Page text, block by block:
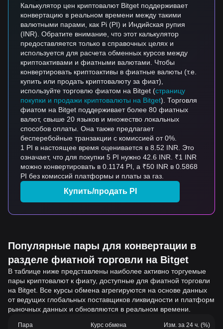
Калькулятор цен криптовалют Bitget поддерживает
конвертацию в реальном времени между такими
валютными парами, как Pi (PI) и Индийская рупия
(INR). Обратите внимание, что этот калькулятор
предоставляется только в справочных целях и
используется для расчета обменных курсов между
криптоактивами и фиатными валютами. Чтобы
конвертировать криптоактивы в фиатные валюты (т.е.
купить или продать криптовалюту за фиат),
используйте торговлю фиатом на Bitget (страницу
покупки и продажи криптовалюты на Bitget). Торговля
фиатом на Bitget поддерживает более 80 фиатных
валют, свыше 20 языков и множество локальных
способов оплаты. Она также предлагает
бесперебойные транзакции с комиссией от 0%.
1 PI в настоящее время оценивается в 8.52 INR. Это
означает, что для покупки 5 PI нужно 42.6 INR. ₹1 INR
можно конвертировать в 0.1174 PI, а ₹50 INR в 0.5868
PI без комиссий платформы и платы за газ.
Купить/продать PI
Популярные пары для конвертации в
разделе фиатной торговли на Bitget
В таблице ниже представлены наиболее активно торгуемые
пары криптовалют к фиату, доступные для фиатной торговли
на Bitget. Все курсы обмена агрегируются на основе данных
от ведущих глобальных поставщиков ликвидности и платформ
рыночных данных и обновляются в реальном времени.
Пара Курс обмена Изм. за 24 ч. (%)